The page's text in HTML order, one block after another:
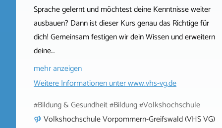
Sprache gelernt und möchtest deine Kenntnisse weiter
ausbauen? Dann ist dieser Kurs genau das Richtige für
dich! Gemeinsam festigen wir dein Wissen und erweitern
deine…
mehr anzeigen
Weitere Informationen unterwww.vhs-vg.de
#Bildung & Gesundheit #Bildung #Volkshochschule
Volkshochschule Vorpommern-Greifswald (VHS VG)